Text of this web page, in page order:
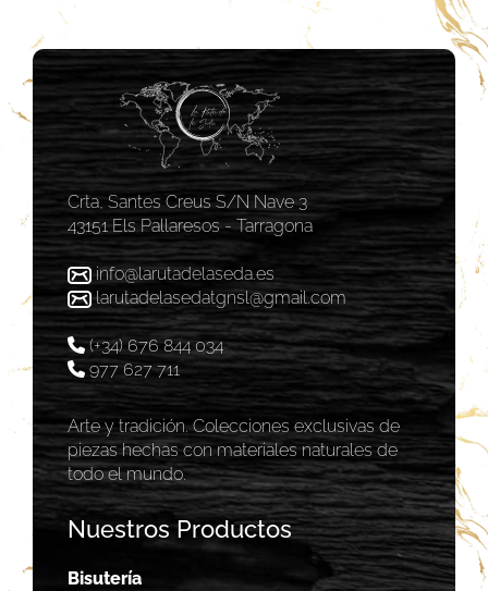
Crta, Santes Creus S/N Nave 3
43151 Els Pallaresos - Tarragona
info@larutadelaseda.es
larutadelasedatgnsl@gmail.com
(+34) 676 844 034
977 627 711
Arte y tradición. Colecciones exclusivas de
piezas hechas con materiales naturales de
todo el mundo.
Nuestros Productos
Bisutería